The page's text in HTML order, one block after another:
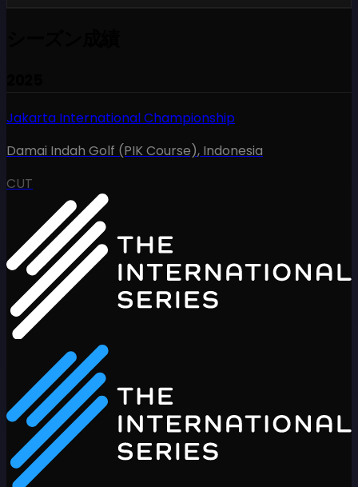
Jakarta International Championship
Damai Indah Golf (PIK Course), Indonesia
CUT